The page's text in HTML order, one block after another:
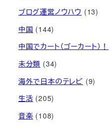
ブログ運営ノウハウ (13)
中国 (144)
中国でカート（ゴーカート）！
未分類 (34)
海外で日本のテレビ (9)
生活 (205)
音楽 (108)